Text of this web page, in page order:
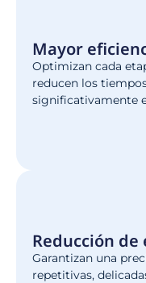
Mayor
Optimizan cada
reducen los
significativamente
Reducción de
Garantizan una
repetitivas,